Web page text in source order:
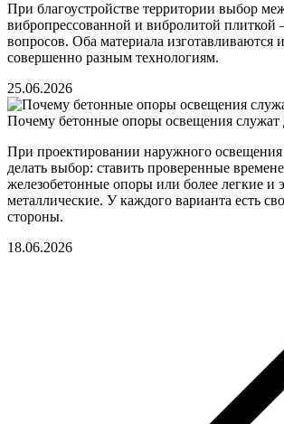
При благоустройстве территории выбор
вибропрессованной и вибролитой плиткой
вопросов. Оба материала изготавливаются
совершенно разным технологиям.
25.06.2026
Почему бетонные опоры освещения служат
При проектировании наружного освещения
делать выбор: ставить проверенные
железобетонные опоры или более легкие и
металлические. У каждого варианта есть
стороны.
18.06.2026